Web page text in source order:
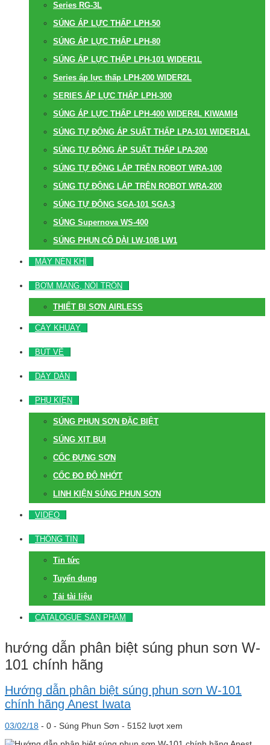
Series RG-3L
SÚNG ÁP LỰC THẤP LPH-50
SÚNG ÁP LỰC THẤP LPH-80
SÚNG ÁP LỰC THẤP LPH-101 WIDER1L
Series áp lực thấp LPH-200 WIDER2L
SERIES ÁP LỰC THẤP LPH-300
SÚNG ÁP LỰC THẤP LPH-400 WIDER4L KIWAMI4
SÚNG TỰ ĐỘNG ÁP SUẤT THẤP LPA-101 WIDER1AL
SÚNG TỰ ĐỘNG ÁP SUẤT THẤP LPA-200
SÚNG TỰ ĐỘNG LẮP TRÊN ROBOT WRA-100
SÚNG TỰ ĐỘNG LẮP TRÊN ROBOT WRA-200
SÚNG TỰ ĐỘNG SGA-101 SGA-3
SÚNG Supernova WS-400
SÚNG PHUN CỔ DÀI LW-10B LW1
MÁY NÉN KHÍ
BƠM MÀNG, NỒI TRỘN
THIẾT BỊ SƠN AIRLESS
CÂY KHUẤY
BÚT VẼ
DÂY DẪN
PHỤ KIỆN
SÚNG PHUN SƠN ĐẶC BIỆT
SÚNG XỊT BỤI
CỐC ĐỰNG SƠN
CỐC ĐO ĐỘ NHỚT
LINH KIỆN SÚNG PHUN SƠN
VIDEO
THÔNG TIN
Tin tức
Tuyển dụng
Tải tài liệu
CATALOGUE SẢN PHẨM
hướng dẫn phân biệt súng phun sơn W-
101 chính hãng
Hướng dẫn phân biệt súng phun sơn W-101
chính hãng Anest Iwata
03/02/18 - 0 - Súng Phun Sơn - 5152 lượt xem